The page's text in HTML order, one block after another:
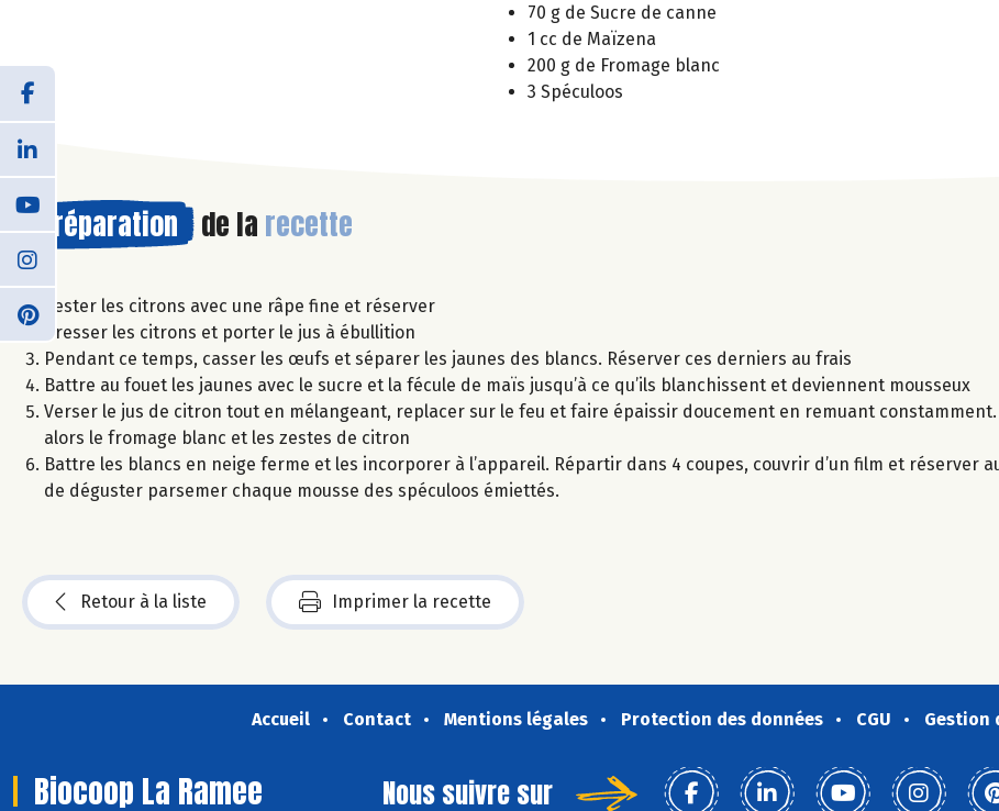
70 g de Sucre de canne
1 cc de Maïzena
200 g de Fromage blanc
3 Spéculoos
Préparation de la recette
Zester les citrons avec une râpe fine et réserver
Presser les citrons et porter le jus à ébullition
Pendant ce temps, casser les œufs et séparer les jaunes des blancs. Réserver ces derniers au frais
Battre au fouet les jaunes avec le sucre et la fécule de maïs jusqu’à ce qu’ils blanchissent et deviennent mousseux
Verser le jus de citron tout en mélangeant, replacer sur le feu et faire épaissir doucement en remuant
alors le fromage blanc et les zestes de citron
Battre les blancs en neige ferme et les incorporer à l’appareil. Répartir dans 4 coupes, couvrir d’un film et réserver
de déguster parsemer chaque mousse des spéculoos émiettés.
Retour à la liste Imprimer la recette
Accueil Contact Mentions légales Protection des données CGU Gestion
Biocoop La Ramee Nous suivre sur